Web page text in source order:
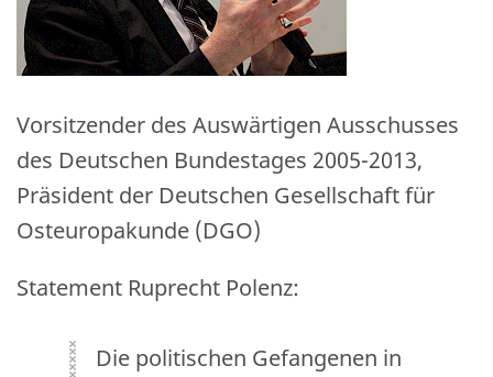
Vorsitzender des Auswärtigen Ausschusses
des Deutschen Bundestages 2005-2013,
Präsident der Deutschen Gesellschaft für
Osteuropakunde (DGO)
Statement Ruprecht Polenz:
Die politischen Gefangenen in